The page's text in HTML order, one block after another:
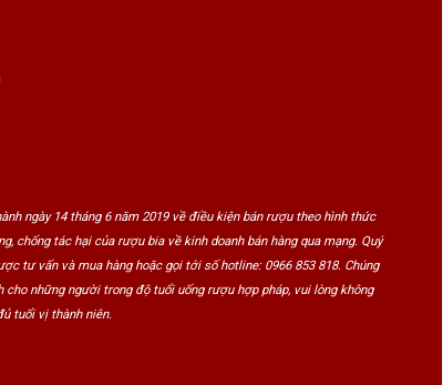
ngày 14 tháng 6 năm 2019 về điều kiện bán rượu theo hình thức
tác hại của rượu bia về kinh doanh bán hàng qua mạng. Quý
tư vấn và mua hàng hoặc gọi tới số hotline: 0966 853 818. Chúng
những người trong độ tuổi uống rượu hợp pháp, vui lòng không
tuổi vị thành niên.